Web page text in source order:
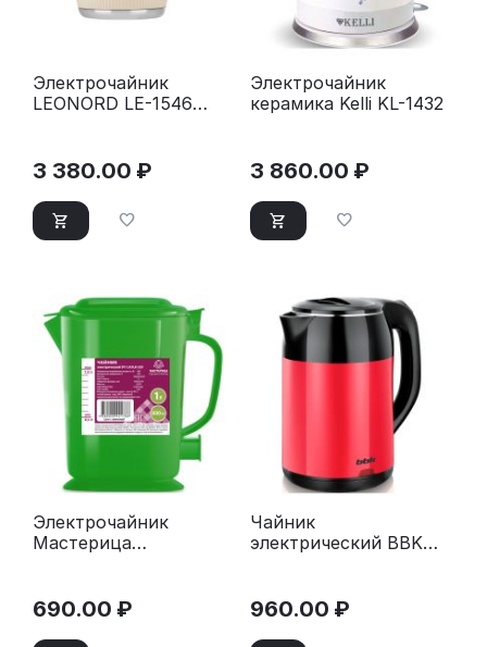
Электрочайник
LEONORD LE-1546
3 380.00 ₽
Электрочайник
керамика Kelli KL-1432
3 860.00 ₽
Электрочайник
Мастерица
690.00 ₽
Чайник
электрический BBK
960.00 ₽